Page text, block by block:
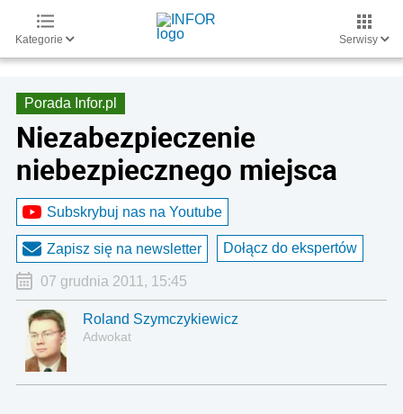
Kategorie Serwisy
Porada Infor.pl
Niezabezpieczenie
niebezpiecznego miejsca
Subskrybuj nas na Youtube
Zapisz się na newsletter Dołącz do ekspertów
07 grudnia 2011, 15:45
Roland Szymczykiewicz
Adwokat